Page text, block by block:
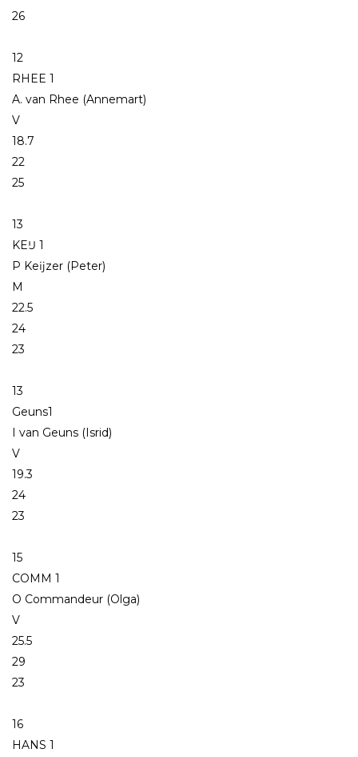
26
12
RHEE 1
A. van Rhee (Annemart)
V
18.7
22
25
13
KEĲ 1
P Keĳzer (Peter)
M
22.5
24
23
13
Geuns1
I van Geuns (Isrid)
V
19.3
24
23
15
COMM 1
O Commandeur (Olga)
V
25.5
29
23
16
HANS 1